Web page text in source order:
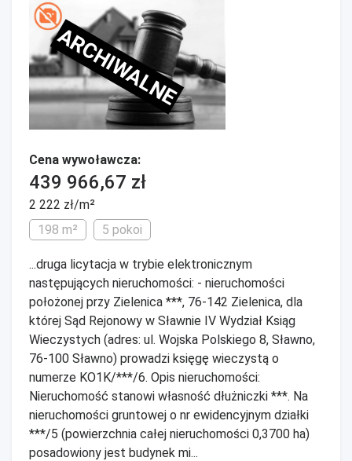
ARCHIWALNE
Cena wywoławcza:
439 966,67 zł
2 222 zł/m²
198 m²
5 pokoi
...druga licytacja w trybie elektronicznym
następujących nieruchomości: - nieruchomości
położonej przy Zielenica ***, 76-142 Zielenica, dla
której Sąd Rejonowy w Sławnie IV Wydział Ksiąg
Wieczystych (adres: ul. Wojska Polskiego 8, Sławno,
76-100 Sławno) prowadzi księgę wieczystą o
numerze KO1K/***/6. Opis nieruchomości:
Nieruchomość stanowi własność dłużniczki ***. Na
nieruchomości gruntowej o nr ewidencyjnym działki
***/5 (powierzchnia całej nieruchomości 0,3700 ha)
posadowiony jest budynek mi...